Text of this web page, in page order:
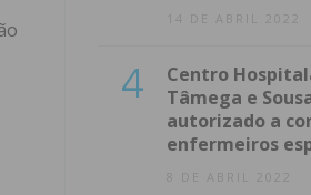
14 DE ABRIL 2022
4
Centro
Tâmega e
autorizado a
enfermeiros
8 DE ABRIL 2022